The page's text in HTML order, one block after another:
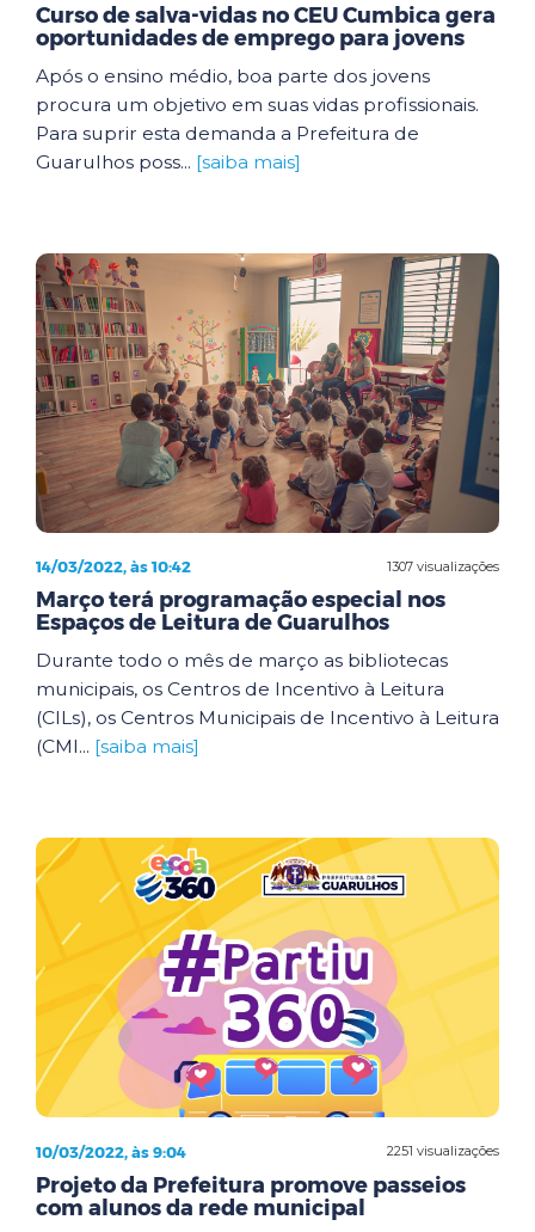
Curso de salva-vidas no CEU Cumbica gera
oportunidades de emprego para jovens
Após o ensino médio, boa parte dos jovens
procura um objetivo em suas vidas profissionais.
Para suprir esta demanda a Prefeitura de
Guarulhos poss... [saiba mais]
1307 visualizações
14/03/2022, às 10:42
Março terá programação especial nos
Espaços de Leitura de Guarulhos
Durante todo o mês de março as bibliotecas
municipais, os Centros de Incentivo à Leitura
(CILs), os Centros Municipais de Incentivo à Leitura
(CMI... [saiba mais]
2251 visualizações
10/03/2022, às 9:04
Projeto da Prefeitura promove passeios
com alunos da rede municipal